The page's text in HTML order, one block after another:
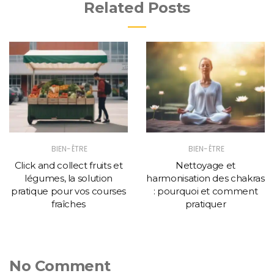
Related Posts
BIEN-ÊTRE
Click and collect fruits et
légumes, la solution
pratique pour vos courses
fraîches
BIEN-ÊTRE
Nettoyage et
harmonisation des chakras
: pourquoi et comment
pratiquer
No Comment